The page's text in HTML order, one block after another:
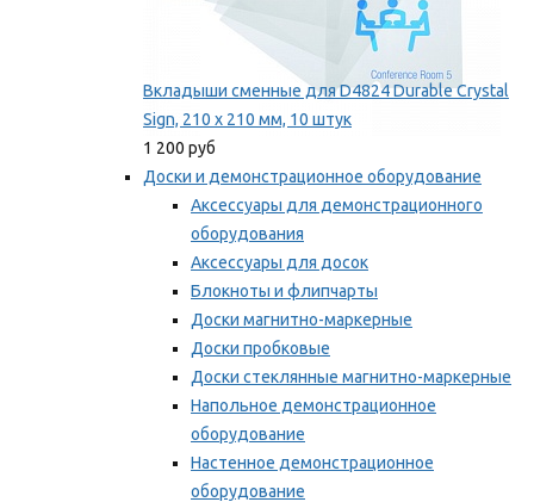
Вкладыши сменные для D4824 Durable Crystal
Sign, 210 x 210 мм, 10 штук
1 200 руб
Доски и демонстрационное оборудование
Аксессуары для демонстрационного
оборудования
Аксессуары для досок
Блокноты и флипчарты
Доски магнитно-маркерные
Доски пробковые
Доски стеклянные магнитно-маркерные
Напольное демонстрационное
оборудование
Настенное демонстрационное
оборудование